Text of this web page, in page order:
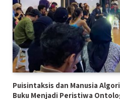
Puisintaksis dan Manusia
Buku Menjadi Peristiwa